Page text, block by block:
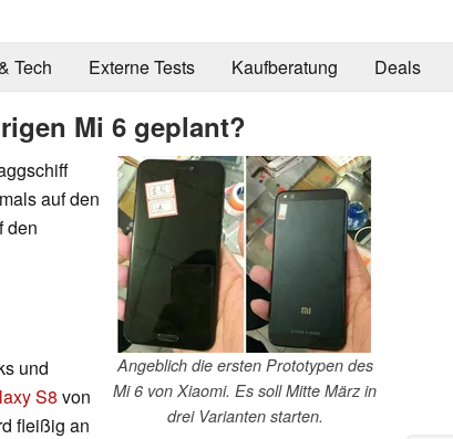
Tech Externe Tests Kaufberatung Deals
Mi 6 geplant?
Angeblich die ersten Prototypen des
Mi 6 von Xiaomi. Es soll Mitte März in
drei Varianten starten.
auf den
den
und
S8 von
fleißig an